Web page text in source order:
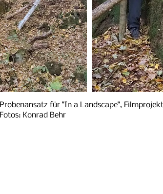
Probenansatz für "In a Landscape",
Fotos: Konrad Behr